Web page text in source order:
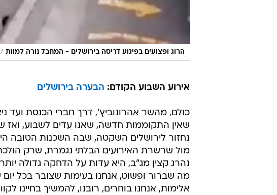
הרוג ופצועים בפיגוע דריסה בירושלים - המחבל נורה למוות /
אירוע השבוע הקודם: הבערה בירושלים
כולם, מהשר אהרונוביץ', דרך חברי הכנסת
שאין התקוממות חדשה, שאנו עדים לשבוע, ואז
נחזור לירושלים השקטה, שבה השכנות הטובה
מול שרשרת האירועים הבלתי נגמרת, שרק
נהרג קצין מג''ב, היא עדות על הדחקה גדולה
מה שברור ופשוט, אנחנו בעימות שצובר בכל
אלימות, אנחנו בוחרים, רובנו, להמשיך